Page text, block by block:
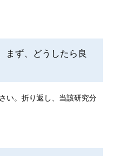
まず、どうしたら良
い。折り返し、当該研究分